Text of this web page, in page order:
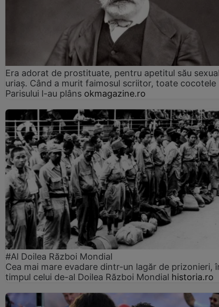
Era adorat de prostituate, pentru apetitul său
uriaș. Când a murit faimosul scriitor, toate cocotele
Parisului l-au plâns okmagazine.ro
#Al Doilea Război Mondial
Cea mai mare evadare dintr-un lagăr de prizonieri,
timpul celui de-al Doilea Război Mondial historia.ro